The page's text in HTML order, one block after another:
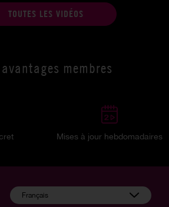
TOUTES LES VIDÉOS
avantages membres
Mises à jour hebdomadaires
Français